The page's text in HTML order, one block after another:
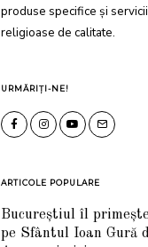
produse specifice și
religioase de calitate.
URMĂRIȚI-NE!
ARTICOLE POPULARE
Bucureștiul îl primește
pe Sfântul Ioan Gură